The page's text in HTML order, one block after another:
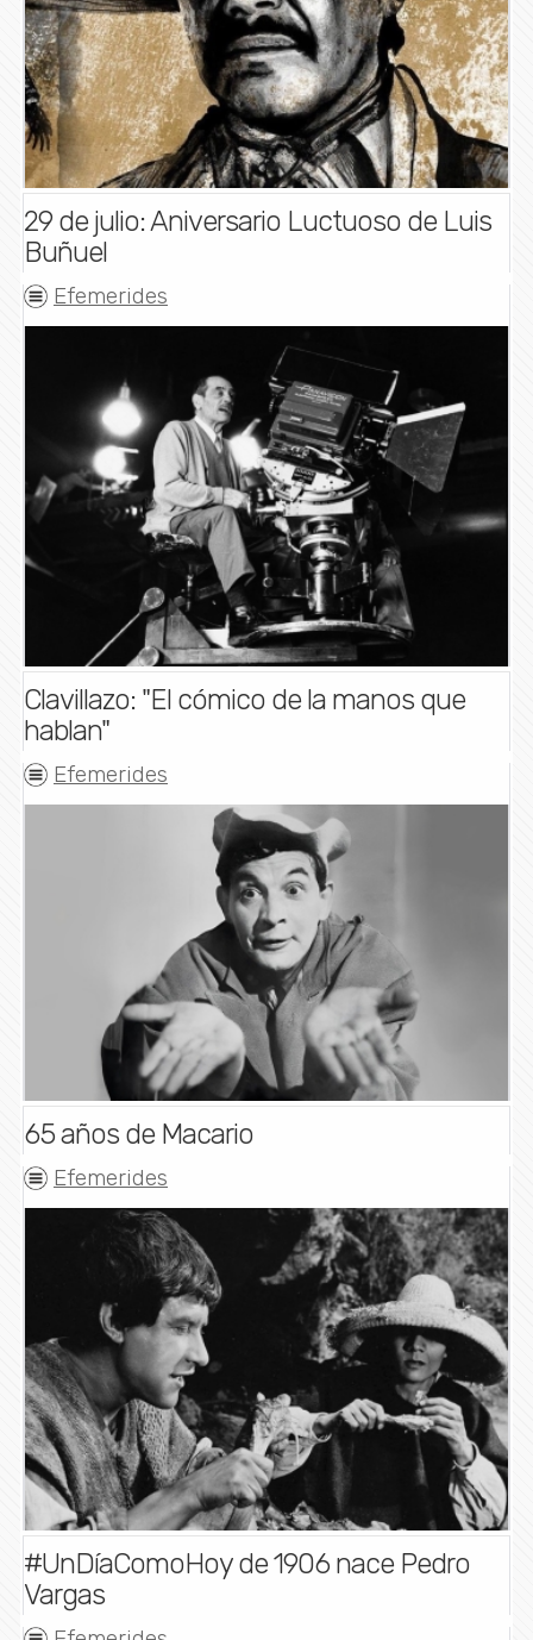
29 de julio: Aniversario Luctuoso de Luis
Buñuel
Efemerides
Clavillazo: "El cómico de la manos que
hablan"
Efemerides
65 años de Macario
Efemerides
#UnDíaComoHoy de 1906 nace Pedro
Vargas